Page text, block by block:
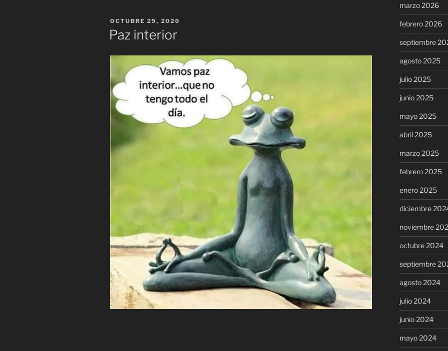
PUBLICADO
EL
OCTUBRE 29, 2020
Paz interior
marzo 2026
febrero 2026
septiembre
agosto 2025
julio 2025
junio 2025
mayo 2025
abril 2025
marzo 2025
febrero 2025
enero 2025
diciembre
noviembre
octubre 2024
septiembre
agosto 2024
julio 2024
junio 2024
mayo 2024